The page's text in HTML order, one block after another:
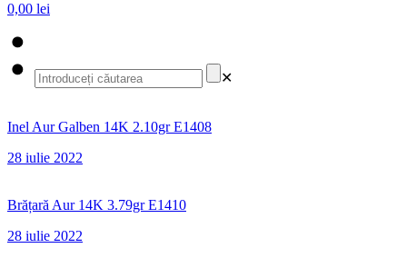
0,00 lei
✕
Inel Aur Galben 14K 2.10gr E1408
28 iulie 2022
Brățară Aur 14K 3.79gr E1410
28 iulie 2022